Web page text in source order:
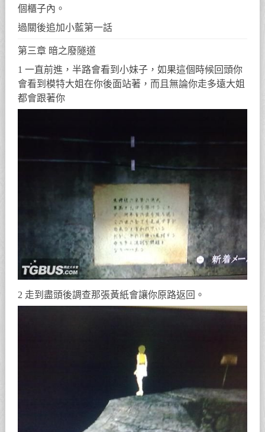
個櫃子內。
過關後追加小藍第一話
第三章 暗之廢隧道
1 一直前進，半路會看到小妹子，如果這個時候回頭你
會看到模特大姐在你後面站著，而且無論你走多遠大姐
都會跟著你
2 走到盡頭後調查那張黃紙會讓你原路返回。